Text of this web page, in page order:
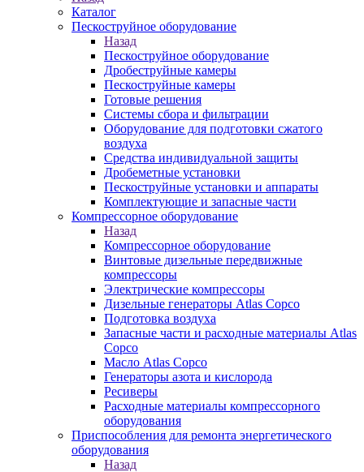
Каталог
Пескоструйное оборудование
Назад
Пескоструйное оборудование
Дробеструйные камеры
Пескоструйные камеры
Готовые решения
Системы сбора и фильтрации
Оборудование для подготовки сжатого
воздуха
Средства индивидуальной защиты
Дробеметные установки
Пескоструйные установки и аппараты
Комплектующие и запасные части
Компрессорное оборудование
Назад
Компрессорное оборудование
Винтовые дизельные передвижные
компрессоры
Электрические компрессоры
Дизельные генераторы Atlas Copco
Подготовка воздуха
Запасные части и расходные материалы Atlas
Copco
Масло Atlas Copco
Генераторы азота и кислорода
Ресиверы
Расходные материалы компрессорного
оборудования
Приспособления для ремонта энергетического
оборудования
Назад